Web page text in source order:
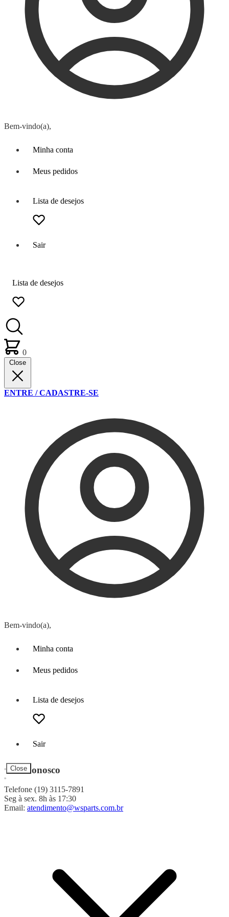
Bem-vindo(a),
Minha conta
Meus pedidos
Lista de desejos
Sair
Lista de desejos
0
Close
ENTRE / CADASTRE-SE
Bem-vindo(a),
Minha conta
Meus pedidos
Lista de desejos
Sair
Close
Fale Conosco
Telefone (19) 3115-7891
Seg à sex. 8h às 17:30
Email: atendimento@wsparts.com.br